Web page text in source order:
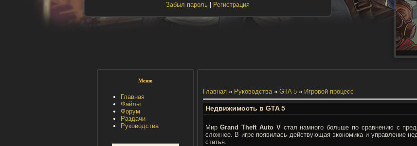
Забыл пароль
Регистрация
Меню
Главная
Файлы
Форум
Раздачи
Руководства
Главная» Руководства» GTA 5» Игровой процесс
Недвижимость в GTA 5
МирGrand Theft Auto Vстал намного больше по сравнению с
сложнее. В игре появилась действующая экономика и управление
статья.